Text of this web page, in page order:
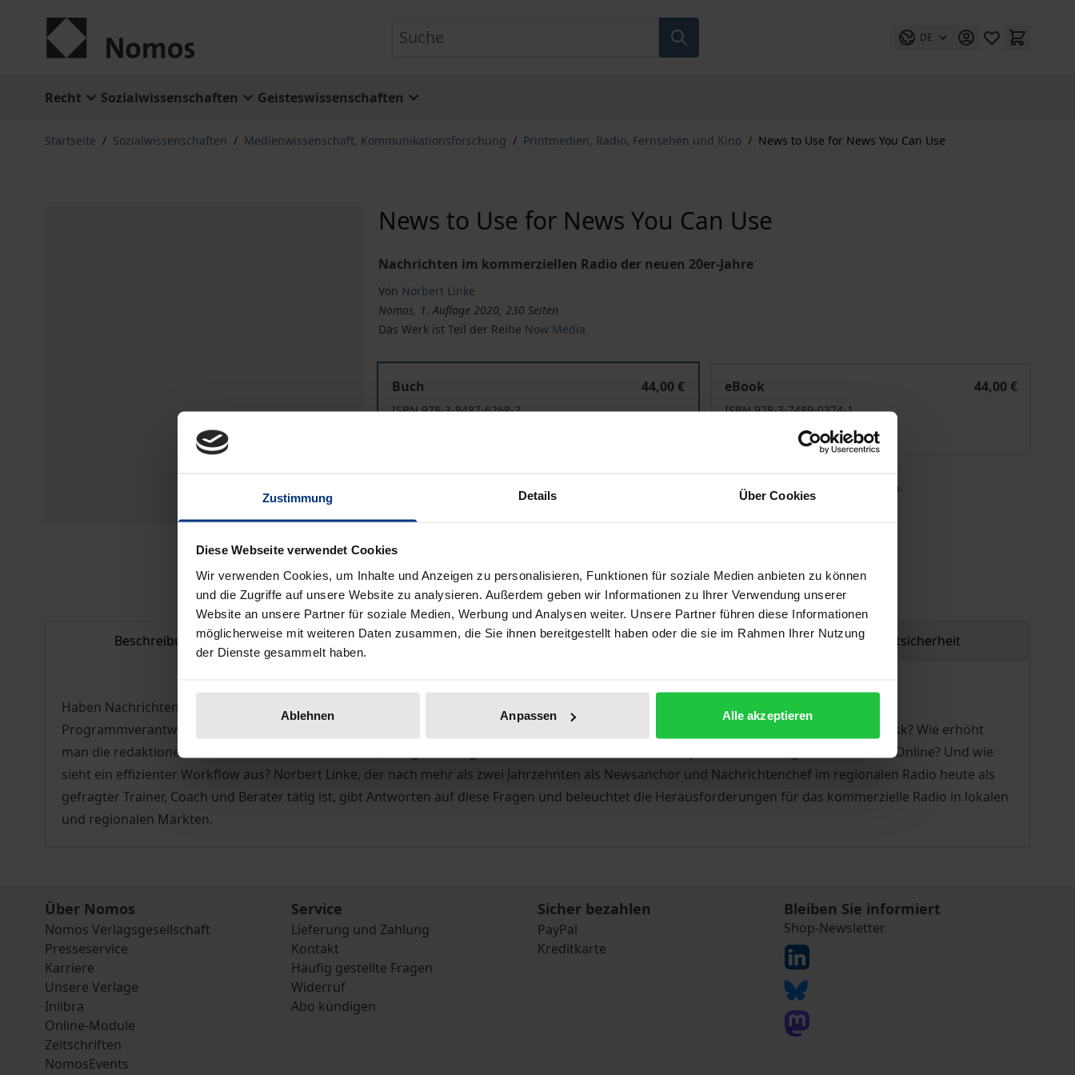
Zustimmung Details Über Cookies
Diese Webseite verwendet Cookies
Wir verwenden Cookies, um Inhalte und Anzeigen zu personalisieren, Funktionen für soziale Medien anbieten zu können
und die Zugriffe auf unsere Website zu analysieren. Außerdem geben wir Informationen zu Ihrer Verwendung unserer
Website an unsere Partner für soziale Medien, Werbung und Analysen weiter. Unsere Partner führen diese Informationen
möglicherweise mit weiteren Daten zusammen, die Sie ihnen bereitgestellt haben oder die sie im Rahmen Ihrer Nutzung
der Dienste gesammelt haben.
Ablehnen Anpassen Alle akzeptieren
DE
Recht Sozialwissenschaften Geisteswissenschaften
Startseite / Sozialwissenschaften / Medienwissenschaft, Kommunikationsforschung / Printmedien, Radio, Fernsehen und Kino / News to Use for News You Can Use
News to Use for News You Can Use
Nachrichten im kommerziellen Radio der neuen 20er-Jahre
Von Norbert Linke
Nomos, 1. Auflage 2020, 230 Seiten
Das Werk ist Teil der Reihe Now Media
Buch
44,00 €
ISBN 978-3-8487-6268-2
eBook
44,00 €
ISBN 978-3-7489-0374-1
Preisangaben inkl. MwSt. Abhängig von der Lieferadresse kann die MwSt. an der Kasse variieren.
Beschreibung Bibliografische Angaben Zusatzmaterial Produktsicherheit
Haben Nachrichten im Radio eine Zukunft? Können sie relevant bleiben inmitten neuer digitaler Medien und Plattformen? Wie können
Programmverantwortliche sie meistern bei der strategischen Ausrichtung, und Nachrichtenpraktiker bei der täglichen Arbeit am Newsdesk? Wie erhöht
man die redaktionelle Performance bei Themenwahl, Textgestaltung und Live-Präsentation? Wie verknüpft man überzeugend On-Air und Online? Und wie
sieht ein effizienter Workflow aus? Norbert Linke, der nach mehr als zwei Jahrzehnten als Newsanchor und Nachrichtenchef im regionalen Radio heute als
gefragter Trainer, Coach und Berater tätig ist, gibt Antworten auf diese Fragen und beleuchtet die Herausforderungen für das kommerzielle Radio in lokalen
und regionalen Märkten.
Über Nomos
Nomos Verlagsgesellschaft
Presseservice
Karriere
Unsere Verlage
Inlibra
Online-Module
Zeitschriften
NomosEvents
Service
Lieferung und Zahlung
Kontakt
Häufig gestellte Fragen
Widerruf
Abo kündigen
Sicher bezahlen
PayPal
Kreditkarte
Bleiben Sie informiert
Shop-Newsletter